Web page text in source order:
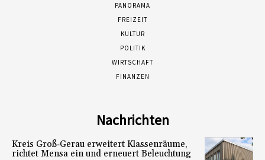
PANORAMA
FREIZEIT
KULTUR
POLITIK
WIRTSCHAFT
FINANZEN
Nachrichten
Kreis Groß‑Gerau erweitert Klassenräume,
richtet Mensa ein und erneuert Beleuchtung